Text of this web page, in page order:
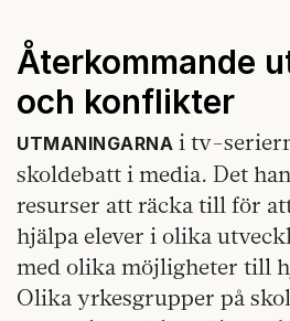
Återkommande
och konflikter
UTMANINGARNA i tv-
skoldebatt i media. Det
resurser att räcka till för
hjälpa elever i olika
med olika möjligheter till
Olika yrkesgrupper på